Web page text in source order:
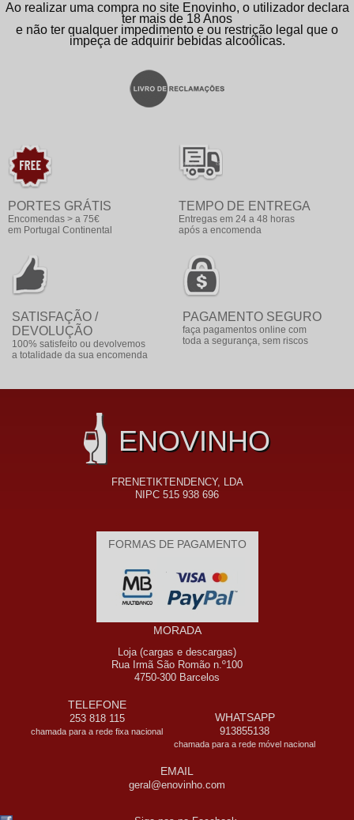
Ao realizar uma compra no site Enovinho, o utilizador declara
ter mais de 18 Anos
e não ter qualquer impedimento e ou restrição legal que o
impeça de adquirir bebidas alcoólicas.
PORTES GRÁTIS
Encomendas > a 75€
em Portugal Continental
TEMPO DE ENTREGA
Entregas em 24 a 48 horas
após a encomenda
SATISFAÇÃO /
DEVOLUÇÃO
100% satisfeito ou devolvemos
a totalidade da sua encomenda
PAGAMENTO SEGURO
faça pagamentos online com
toda a segurança, sem riscos
ENOVINHO
FRENETIKTENDENCY, LDA
NIPC 515 938 696
FORMAS DE PAGAMENTO
MORADA
Loja (cargas e descargas)
Rua Irmã São Romão n.º100
4750-300 Barcelos
TELEFONE
253 818 115
chamada para a rede fixa nacional
WHATSAPP
913855138
chamada para a rede móvel nacional
EMAIL
geral@enovinho.com